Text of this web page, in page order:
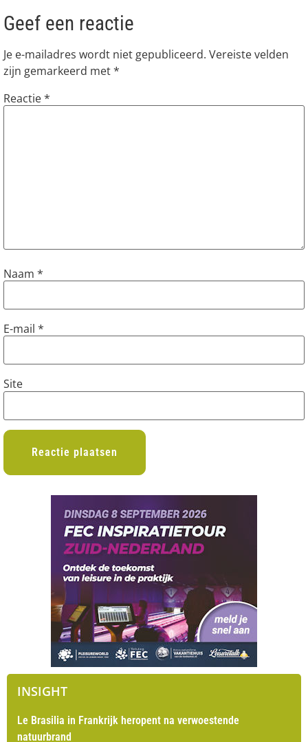
Geef een reactie
Je e-mailadres wordt niet gepubliceerd. Vereiste velden
zijn gemarkeerd met*
Reactie*
Naam *
E-mail *
Site
INSIGHT
Le Brasilia in Frankrijk heropent na verwoestende
natuurbrand